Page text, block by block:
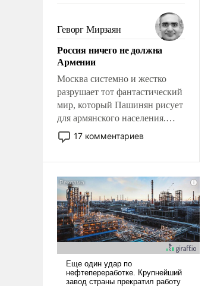
Сложившаяся ситуация
означает многолетний период
уязвимости США, например,
перед Китаем.
Геворг Мирзаян
Россия ничего не должна
Армении
Москва системно и жестко
разрушает тот фантастический
мир, который Пашинян рисует
для армянского населения.
Мир, где политические
прожекты будут безусловно
налогоплательщиков и где
Еревану за свои поступки не
нужно отвечать.
17 комментариев